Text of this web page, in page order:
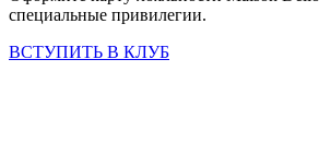
специальные привилегии.
ВСТУПИТЬ В КЛУБ